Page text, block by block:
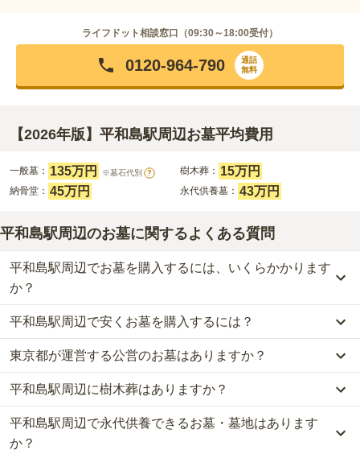
ライフドット相談窓口（09:30～18:00受付）
0120-964-790
通話
無料
【2026年版】平和島駅周辺お墓平均費用
一般墓： 135万円 ※墓石代別 ? 樹木葬： 15万円
納骨堂： 45万円 永代供養墓： 43万円
平和島駅周辺のお墓に関するよくある質問
平和島駅周辺でお墓を購入するには、いくらかかります
か？
平和島駅周辺での購入費用の目安は、一般墓が約302万円、樹木葬
が約15万円、納骨堂が約45万円、永代供養墓が約43万円です。
一般墓を建てる場合は、「永代使用料（土地代）」と「墓石代」の
2つが主な費用となります。
平和島駅周辺の一般墓の永代使用料の平均は
で、墓石代は
さ・素材によって変わります。
樹木葬・納骨堂・永代供養墓は、基本的に墓石代がかからず、永代
平和島駅周辺で安くお墓を購入するには？
平和島駅周辺で一番安価なお墓は、徳浄寺 永代納骨堂恩送庵
樹木
葬で、15万円からお求めいただけます。
一般的に最も費用を抑えられるのは、他の方のご遺骨と一緒に埋葬
する「合祀墓（ごうしぼ）」と呼ばれるタイプです。個別のお墓に
比べて省スペースで管理の手間がかからないため、費用が安く設定
されています。
東京都が運営する公営のお墓はありますか？
平和島駅周辺には、公営の霊園の掲載がありません。
一方で、東京都内には、県または市区町村が運営する公営の霊園が
16件あります。
平和島駅周辺に樹木葬はありますか？
平和島駅周辺には、2件の樹木葬があります。
詳しくは、
平和島駅周辺で永代供養できるお墓・墓地はあります
か？